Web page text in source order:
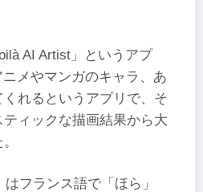
AI Artist」というアプ
メやマンガのキャラ、あ
れるというアプリで、そ
ィックな描画結果から大
フランス語で「ほら」